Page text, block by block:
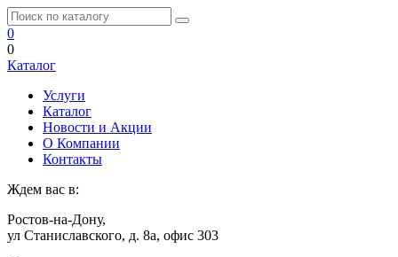
0
0
Каталог
Услуги
Каталог
Новости и Акции
О Компании
Контакты
Ждем вас в:
Ростов-на-Дону,
ул Станиславского, д. 8а, офис 303